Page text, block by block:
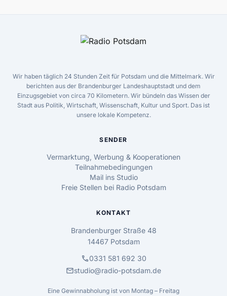
Wir haben täglich 24 Stunden Zeit für Potsdam und die Mittelmark. Wir
berichten aus der Brandenburger Landeshauptstadt und dem
Einzugsgebiet von circa 70 Kilometern. Wir bündeln das Wissen der
Stadt aus Politik, Wirtschaft, Wissenschaft, Kultur und Sport. Das ist
unsere lokale Kompetenz.
SENDER
Vermarktung, Werbung & Kooperationen
Teilnahmebedingungen
Mail ins Studio
Freie Stellen bei Radio Potsdam
KONTAKT
Brandenburger Straße 48
14467 Potsdam
call0331 581 692 30
mailstudio@radio-potsdam.de
Eine Gewinnabholung ist von Montag – Freitag